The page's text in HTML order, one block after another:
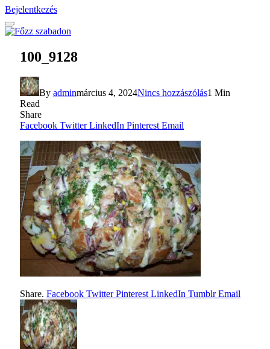
Bejelentkezés
100_9128
By adminmárcius 4, 2024Nincs hozzászólás1 Min
Read
Share
Facebook Twitter LinkedIn Pinterest Email
Share. Facebook Twitter Pinterest LinkedIn Tumblr Email